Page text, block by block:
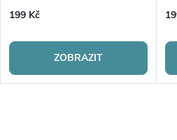
199 Kč
ZOBRAZIT